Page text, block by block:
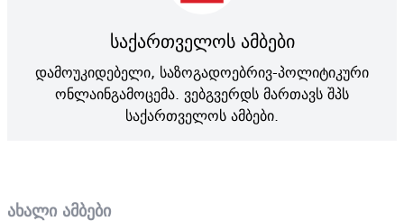
ახალი ამბები
საქართველოს ამბები
დამოუკიდებელი, საზოგადოებრივ-პოლიტიკური
ონლაინგამოცემა. ვებგვერდს მართავს შპს
საქართველოს ამბები.